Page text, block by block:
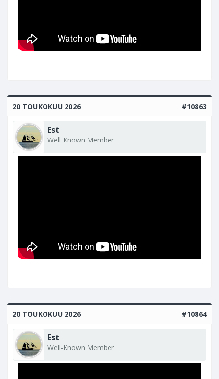
20 TOUKOKUU 2026 #10863
Est
Well-Known Member
20 TOUKOKUU 2026 #10864
Est
Well-Known Member